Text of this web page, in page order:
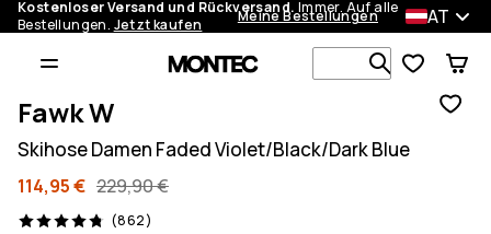
Kostenloser Versand und Rückversand. Immer. Auf alle
Bestellungen. Jetzt kaufen Meine Bestellungen AT
Fawk W
Skihose Damen Faded Violet/Black/Dark Blue
114,95 € 229,90 €
(862)
862 Reviews, 4.8/5